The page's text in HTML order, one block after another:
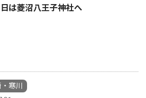
日は菱沼八王子神社へ
寒川